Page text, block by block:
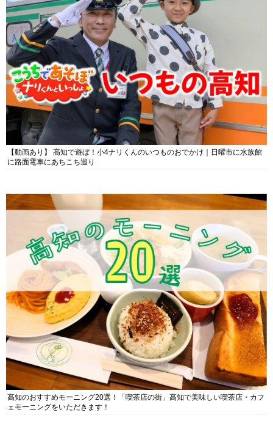
【動画あり】 高知で遊ぼ！小4ナリくんのいつものおでかけ｜日曜市に水族館
に路面電車にあちこち巡り
高知のおすすめモーニング20選！「喫茶店の街」高知で美味しい喫茶店・カフ
ェモーニングをいただきます！